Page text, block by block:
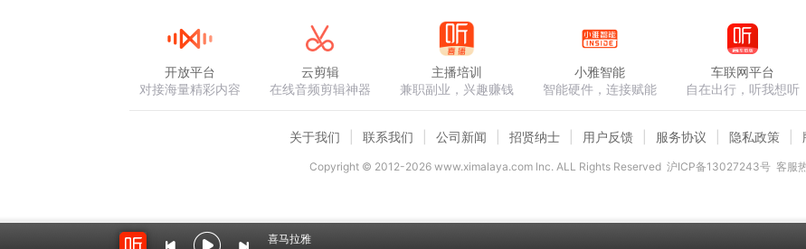
喜马拉雅
开放平台
对接海量精彩内容
云剪辑
在线音频剪辑神器
主播培训
兼职副业，兴趣赚钱
小雅智能
智能硬件，连接赋能
车联网平台
自在出行，听我想听
关于我们 联系我们 公司新闻 招贤纳士 用户反馈 服务协议 隐私政策
Copyright © 2012-2026www.ximalaya.com lnc. ALL Rights Reserved 沪ICP备13027243号 客服